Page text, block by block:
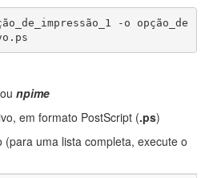
-o opção_de
ou npime
em formato PostScript (.ps)
uma lista completa, execute o